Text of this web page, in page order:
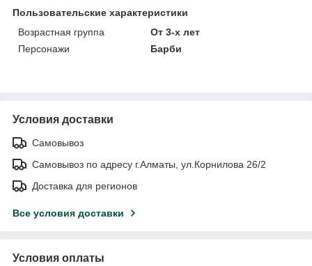
Пользовательские характеристики
Возрастная группа
От 3-х лет
Персонажи
Барби
Условия доставки
Самовывоз
Самовывоз по адресу г.Алматы, ул.Корнилова 26/2
Доставка для регионов
Все условия доставки
Условия оплаты